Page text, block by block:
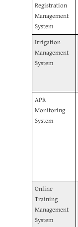
Registration
Management
System
Irrigation
Management
System
APR
Monitoring
System
Online
Training
Management
System